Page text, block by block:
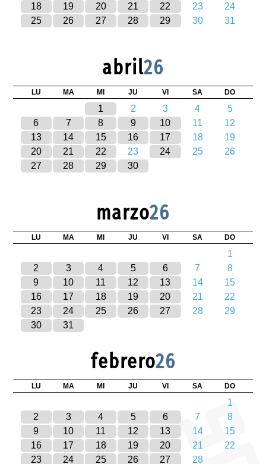
18
19 20 21 22 23
24
25
26 27 28 29 30 31
abril26
LU MA MI JU VI SA DO
1 2 3 4
5
6
7 8 9 10 11
12
13
14 15 16 17 18
19
20
21 22 23 24 25
26
27
28 29 30
marzo26
LU MA MI JU VI SA DO
1
2
3 4 5 6 7
8
9
10 11 12 13 14
15
16
17 18 19 20 21
22
23
24 25 26 27 28
29
30
31
febrero26
LU MA MI JU VI SA DO
1
2
3 4 5 6 7
8
9
10 11 12 13 14
15
16
17 18 19 20 21
22
23
24 25 26 27 28